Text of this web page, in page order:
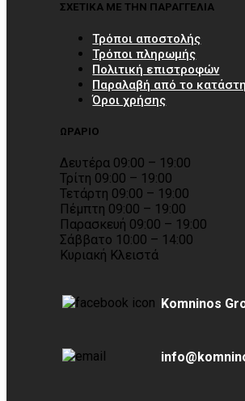
ΣΧΕΤΙΚΑ ΜΕ ΤΗΝ ΠΑΡΑΓΓΕΛΙΑ
Τρόποι αποστολής
Τρόποι πληρωμής
Πολιτική επιστροφών
Παραλαβή από το
Όροι χρήσης
ΩΡΑΡΙΟ
Δευτέρα 09:00 – 19:00
Τρίτη 09:00 – 19:00
Τετάρτη 09:00 – 19:00
Πέμπτη 09:00 – 19:00
Παρασκευή 09:00 – 19:00
Σάββατο 10:00 – 14:00
Κυριακή Κλειστά
Komninos